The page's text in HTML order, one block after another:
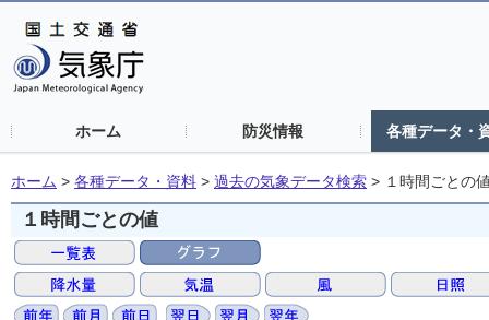
ホーム 防災情報 各種データ・
ホーム > 各種データ・資料 > 過去の気象データ検索 > １時間ごとの
１時間ごとの値